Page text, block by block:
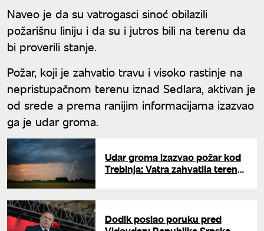
Naveo je da su vatrogasci sinoć obilazili
požarišnu liniju i da su i jutros bili na terenu da
bi proverili stanje.
Požar, koji je zahvatio travu i visoko rastinje na
nepristupačnom terenu iznad Sedlara, aktivan je
od srede a prema ranijim informacijama izazvao
ga je udar groma.
Udar groma izazvao požar kod
Trebinja: Vatra zahvatila teren
Dodik poslao poruku pred